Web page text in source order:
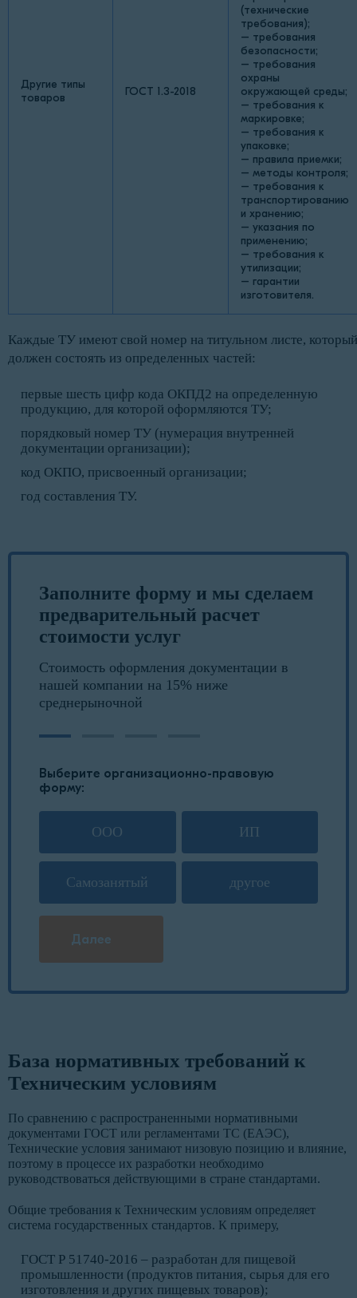
Другие типы
товаров
ГОСТ 1.3-2018
(технические
требования);
– требования
безопасности;
– требования
охраны
окружающей среды;
– требования к
маркировке;
– требования к
упаковке;
– правила приемки;
– методы контроля;
– требования к
транспортированию
и хранению;
– указания по
применению;
– требования к
утилизации;
– гарантии
изготовителя.
Каждые ТУ имеют свой номер на титульном листе, который
должен состоять из определенных частей:
первые шесть цифр кода ОКПД2 на определенную
продукцию, для которой оформляются ТУ;
порядковый номер ТУ (нумерация внутренней
документации организации);
код ОКПО, присвоенный организации;
год составления ТУ.
Заполните форму и мы сделаем
предварительный расчет
стоимости услуг
Стоимость оформления документации в
нашей компании на 15% ниже
среднерыночной
Выберите организационно-правовую
форму:
ООО ИП
Самозанятый другое
Далее
База нормативных требований к
Техническим условиям
По сравнению с распространенными нормативными
документами ГОСТ или регламентами ТС (ЕАЭС),
Технические условия занимают низовую позицию и влияние,
поэтому в процессе их разработки необходимо
руководствоваться действующими в стране стандартами.
Общие требования к Техническим условиям определяет
система государственных стандартов. К примеру,
ГОСТ Р 51740-2016 – разработан для пищевой
промышленности (продуктов питания, сырья для его
изготовления и других пищевых товаров);